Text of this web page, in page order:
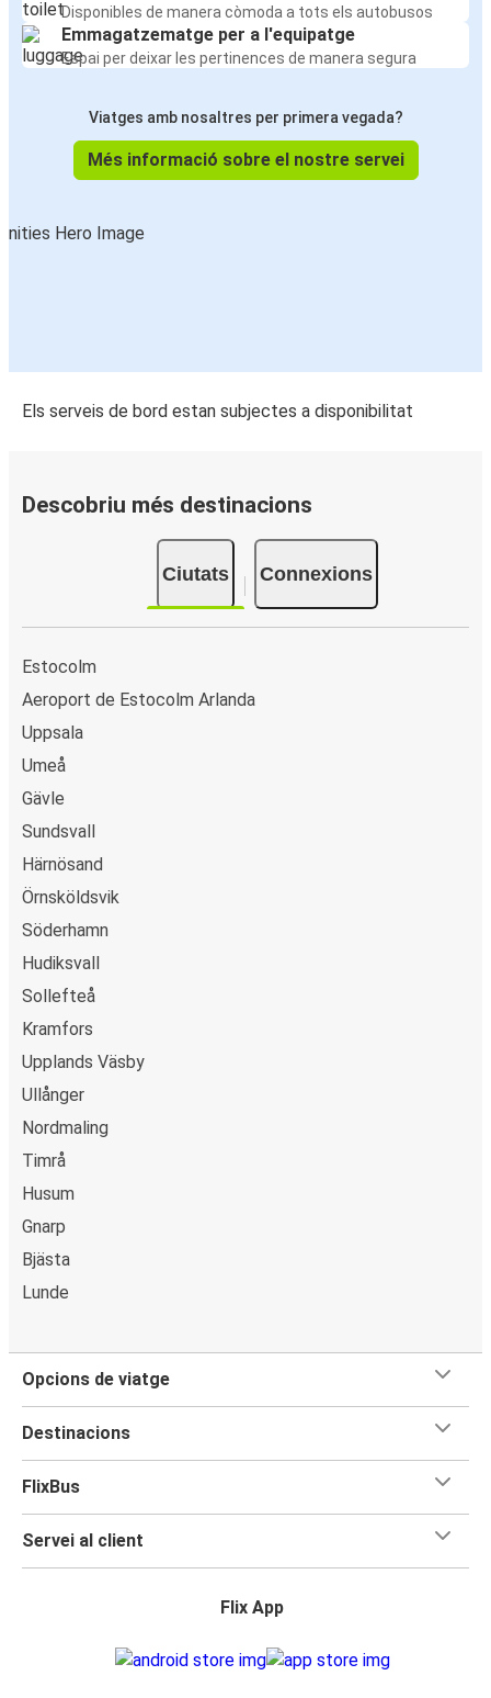
Disponibles de manera còmoda a tots els autobusos
Emmagatzematge per a l'equipatge
Espai per deixar les pertinences de manera segura
Viatges amb nosaltres per primera vegada?
Més informació sobre el nostre servei
Els serveis de bord estan subjectes a disponibilitat
Descobriu més destinacions
Ciutats Connexions
Estocolm
Aeroport de Estocolm Arlanda
Uppsala
Umeå
Gävle
Sundsvall
Härnösand
Örnsköldsvik
Söderhamn
Hudiksvall
Sollefteå
Kramfors
Upplands Väsby
Ullånger
Nordmaling
Timrå
Husum
Gnarp
Bjästa
Lunde
Opcions de viatge
Destinacions
FlixBus
Servei al client
Flix App